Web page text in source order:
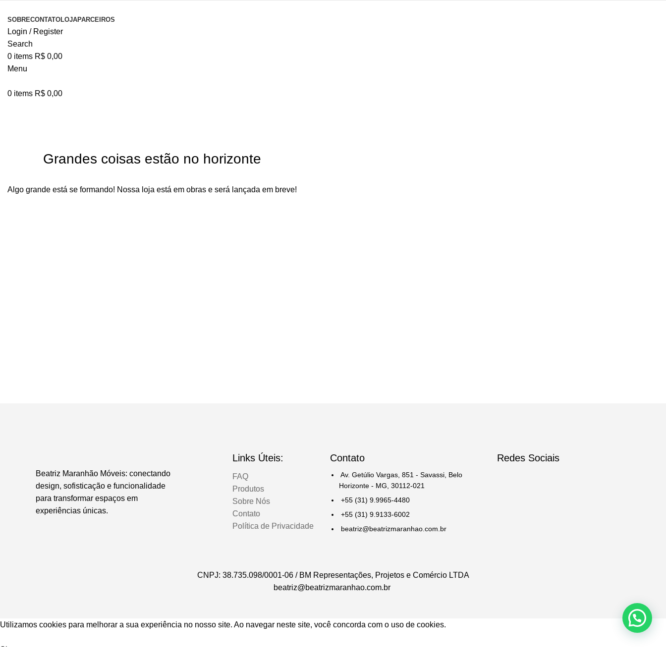
SOBRECONTATOLOJAPARCEIROS
Login / Register
Search
0 items R$ 0,00
Menu
0 items R$ 0,00
Grandes coisas estão no horizonte
Algo grande está se formando! Nossa loja está em obras e será lançada em breve!
Beatriz Maranhão Móveis: conectando
design, sofisticação e funcionalidade
para transformar espaços em
experiências únicas.
Links Úteis:
FAQ
Produtos
Sobre Nós
Contato
Política de Privacidade
Contato
Av. Getúlio Vargas, 851 - Savassi, Belo
Horizonte - MG, 30112-021
+55 (31) 9.9965-4480
+55 (31) 9.9133-6002
beatriz@beatrizmaranhao.com.br
Redes Sociais
CNPJ: 38.735.098/0001-06 / BM Representações, Projetos e Comércio LTDA
beatriz@beatrizmaranhao.com.br
Utilizamos cookies para melhorar a sua experiência no nosso site. Ao navegar neste site, você concorda com o uso de cookies.
Shop